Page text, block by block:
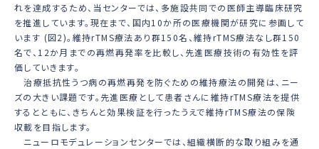
れを達成するため、当センターでは、多施設共同での医師主導臨床研究
を推進しています。現在まで、国内10か所の医療機関が研究に参画して
います (図2)。維持rTMS療法あり群150名、維持rTMS療法なし群150
名で、12か月までの再燃再発率を比較し、先進医療技術の有効性を評
価していきます。
治療抵抗性うつ病の再燃再発を防ぐための維持療法の開発は、ニー
ズの大きい課題です。先進医療として患者さんに維持rTMS療法を提供
するとともに、きちんと効果検証を行ったうえで維持rTMS療法の保険
収載を目指します。
ニューロモデュレーションセンターでは、組織横断的な取り組みを通